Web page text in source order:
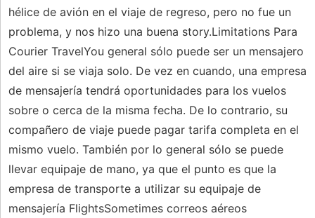
hélice de avión en el viaje de regreso, pero no fue un
problema, y ​​nos hizo una buena story.Limitations Para
Courier TravelYou general sólo puede ser un mensajero
del aire si se viaja solo. De vez en cuando, una empresa
de mensajería tendrá oportunidades para los vuelos
sobre o cerca de la misma fecha. De lo contrario, su
compañero de viaje puede pagar tarifa completa en el
mismo vuelo. También por lo general sólo se puede
llevar equipaje de mano, ya que el punto es que la
empresa de transporte a utilizar su equipaje de
mensajería FlightsSometimes correos aéreos